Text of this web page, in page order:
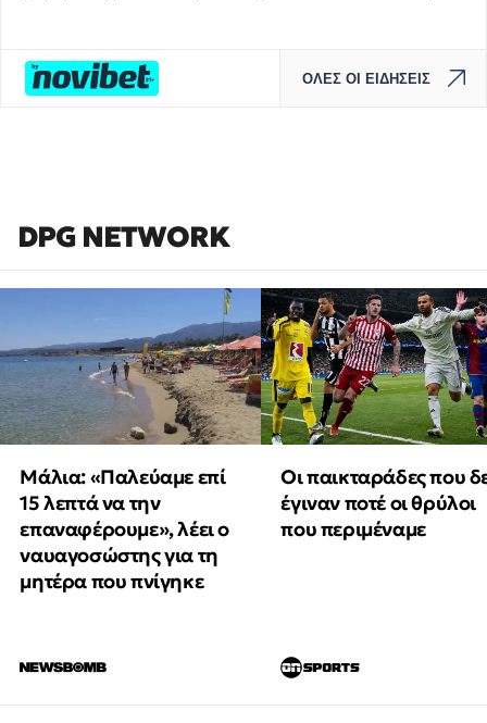
ΟΛΕΣ ΟΙ ΕΙΔΗΣΕΙΣ
DPG NETWORK
Μάλια: «Παλεύαμε επί
15 λεπτά να την
επαναφέρουμε», λέει ο
ναυαγοσώστης για τη
μητέρα που πνίγηκε
Οι παικταράδες που
έγιναν ποτέ οι θρύλοι
που περιμέναμε